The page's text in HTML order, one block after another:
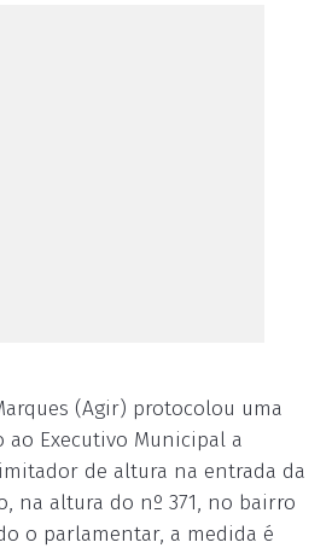
(Agir) protocolou uma
Executivo Municipal a
de altura na entrada da
na altura do nº 371, no bairro
o parlamentar, a medida é